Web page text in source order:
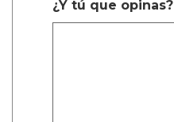
¿Y tú que opinas?